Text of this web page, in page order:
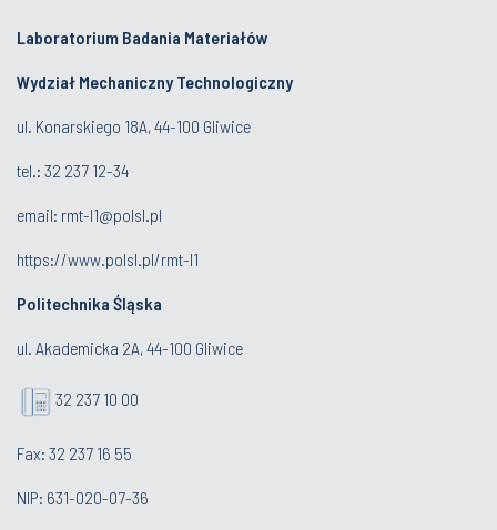
Laboratorium Badania Materiałów
Wydział Mechaniczny Technologiczny
ul. Konarskiego 18A, 44-100 Gliwice
tel.: 32 237 12-34
email: rmt-l1@polsl.pl
https://www.polsl.pl/rmt-l1
Politechnika Śląska
ul. Akademicka 2A, 44-100 Gliwice
32 237 10 00
Fax: 32 237 16 55
NIP: 631-020-07-36